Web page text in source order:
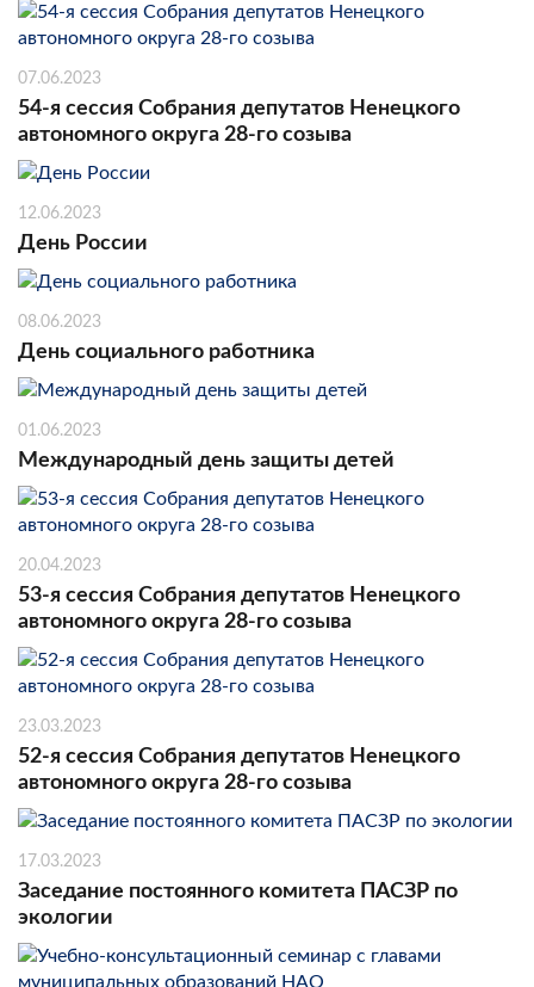
07.06.2023
54-я сессия Собрания депутатов Ненецкого
автономного округа 28-го созыва
12.06.2023
День России
08.06.2023
День социального работника
01.06.2023
Международный день защиты детей
20.04.2023
53-я сессия Собрания депутатов Ненецкого
автономного округа 28-го созыва
23.03.2023
52-я сессия Собрания депутатов Ненецкого
автономного округа 28-го созыва
17.03.2023
Заседание постоянного комитета ПАСЗР по
экологии